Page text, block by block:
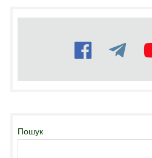
Пошук